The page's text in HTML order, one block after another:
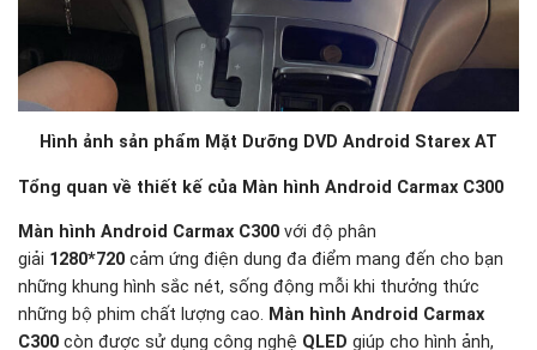
Hình ảnh sản phẩm Mặt Dưỡng DVD Android Starex AT
Tổng quan về thiết kế của Màn hình Android Carmax C300
Màn hình Android Carmax C300 với độ phân
giải 1280*720 cảm ứng điện dung đa điểm mang đến cho bạn
những khung hình sắc nét, sống động mỗi khi thưởng thức
những bộ phim chất lượng cao. Màn hình Android Carmax
C300 còn được sử dụng công nghệ QLED giúp cho hình ảnh,